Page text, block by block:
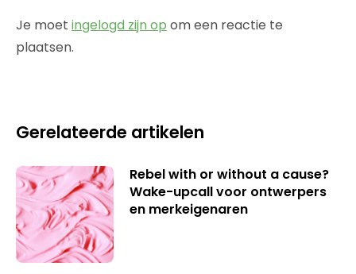
Je moet ingelogd zijn op om een reactie te
plaatsen.
Gerelateerde artikelen
Rebel with or without a cause?
Wake-upcall voor ontwerpers
en merkeigenaren